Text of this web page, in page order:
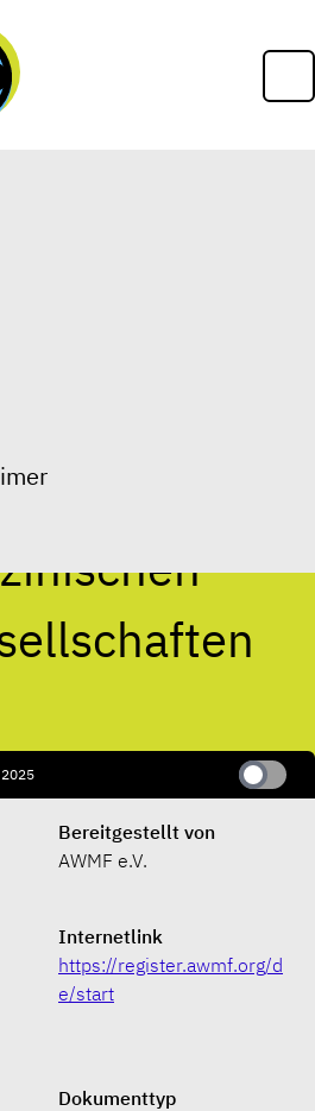
der
Bereitgestellt von
AWMF e.V.
Internetlink
https://register.awmf.org/d
e/start
Dokumenttyp